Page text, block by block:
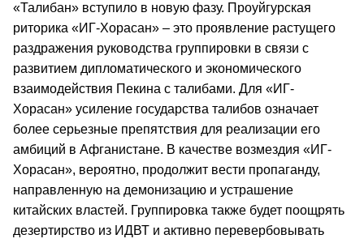
«Талибан» вступило в новую фазу. Проуйгурская
риторика «ИГ-Хорасан» – это проявление растущего
раздражения руководства группировки в связи с
развитием дипломатического и экономического
взаимодействия Пекина с талибами. Для «ИГ-
Хорасан» усиление государства талибов означает
более серьезные препятствия для реализации его
амбиций в Афганистане. В качестве возмездия «ИГ-
Хорасан», вероятно, продолжит вести пропаганду,
направленную на демонизацию и устрашение
китайских властей. Группировка также будет поощрять
дезертирство из ИДВТ и активно перевербовывать